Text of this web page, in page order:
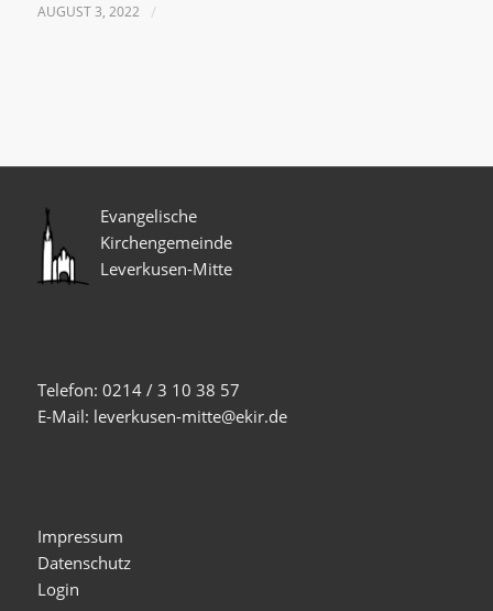
AUGUST 3, 2022 /
Evangelische
Kirchengemeinde
Leverkusen-Mitte
Telefon: 0214 / 3 10 38 57
E-Mail: leverkusen-mitte@ekir.de
Impressum
Datenschutz
Login